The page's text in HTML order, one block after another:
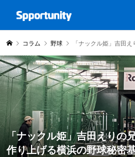
コラム 野球 「ナックル姫」吉田えりの兄・
「ナックル姫」吉田えりの
作り上げる横浜の野球秘密